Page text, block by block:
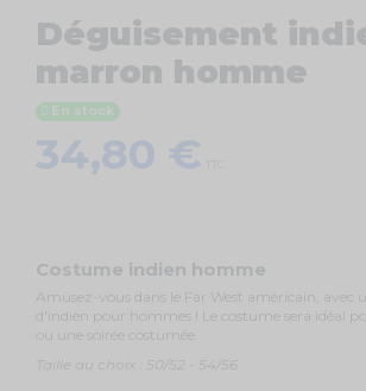
Déguisement
marron homme
En stock
34,80 €
Costume indien homme
Amusez-vous dans le Far West américain, avec
d'indien pour hommes ! Le costume sera idéal
ou une soirée costumée.
Taille au choix : 50/52 - 54/56